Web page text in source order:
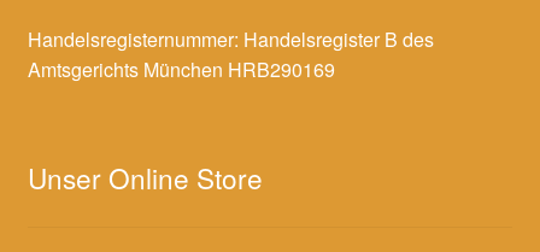
Handelsregisternummer: Handelsregister B des
Amtsgerichts München HRB290169
Unser Online Store